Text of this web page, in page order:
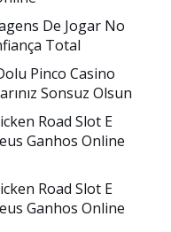
De Jogar No
Total
Pinco Casino
Sonsuz Olsun
Road Slot E
Ganhos Online
Road Slot E
Ganhos Online